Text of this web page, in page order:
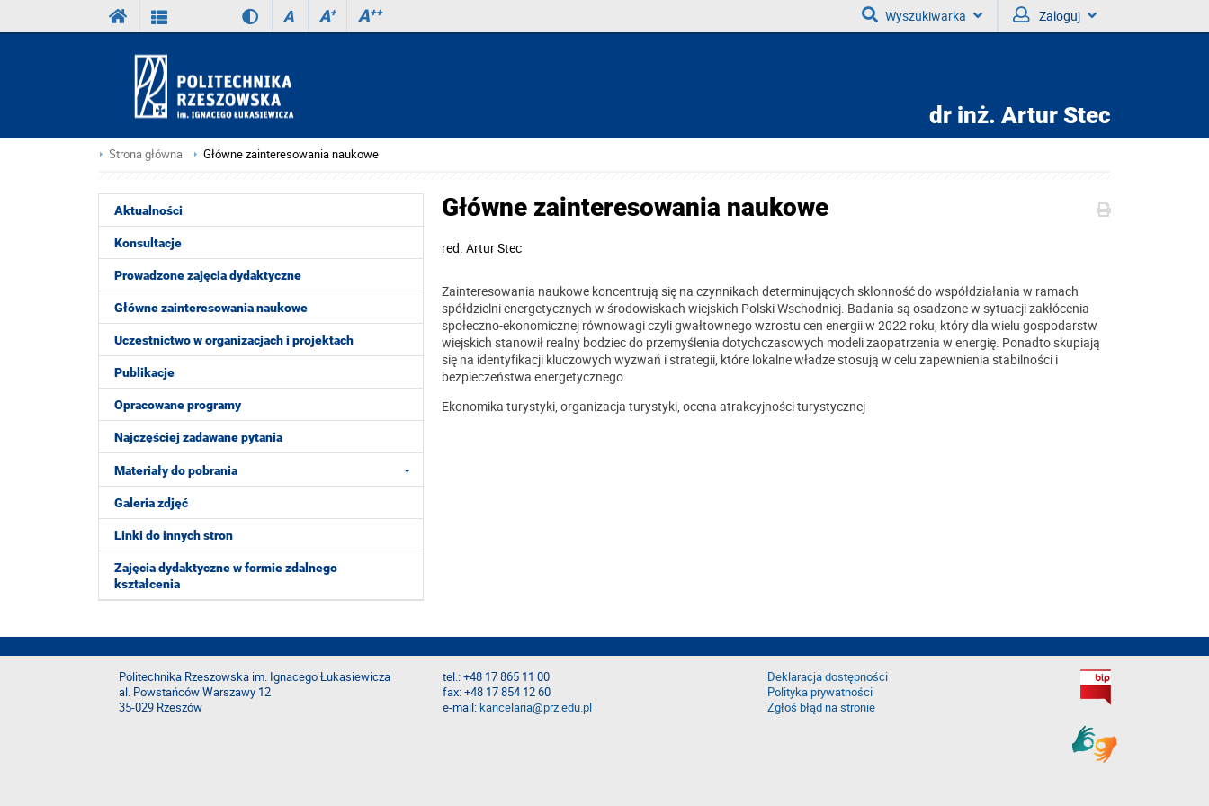
A A+ A++ Wyszukiwarka Zaloguj
dr inż. Artur Stec
Strona główna Główne zainteresowania naukowe
Aktualności
Konsultacje
Prowadzone zajęcia dydaktyczne
Główne zainteresowania naukowe
Uczestnictwo w organizacjach i projektach
Publikacje
Opracowane programy
Najczęściej zadawane pytania
Materiały do pobrania
Galeria zdjęć
Linki do innych stron
Zajęcia dydaktyczne w formie zdalnego
kształcenia
Główne zainteresowania naukowe
red. Artur Stec
Zainteresowania naukowe koncentrują się na czynnikach determinujących skłonność do współdziałania w ramach
spółdzielni energetycznych w środowiskach wiejskich Polski Wschodniej. Badania są osadzone w sytuacji zakłócenia
społeczno-ekonomicznej równowagi czyli gwałtownego wzrostu cen energii w 2022 roku, który dla wielu gospodarstw
wiejskich stanowił realny bodziec do przemyślenia dotychczasowych modeli zaopatrzenia w energię. Ponadto skupiają
się na identyfikacji kluczowych wyzwań i strategii, które lokalne władze stosują w celu zapewnienia stabilności i
bezpieczeństwa energetycznego.
Ekonomika turystyki, organizacja turystyki, ocena atrakcyjności turystycznej
Politechnika Rzeszowska im. Ignacego Łukasiewicza
al. Powstańców Warszawy 12
35-029 Rzeszów
tel.: +48 17 865 11 00
fax: +48 17 854 12 60
e-mail:kancelaria@prz.edu.pl
Deklaracja dostępności
Polityka prywatności
Zgłoś błąd na stronie